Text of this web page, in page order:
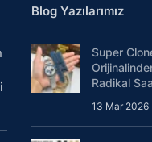
Blog Yazılarımız
Super
Radikal
13 Mar 2026